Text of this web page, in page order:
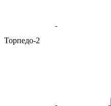
Торпедо-2